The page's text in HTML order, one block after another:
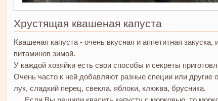
Хрустящая квашеная капуста
Квашеная капуста - очень вкусная и аппетитная
витаминов зимой.
У каждой хозяйки есть свои способы и секреты
Очень часто к ней добавляют разные специи или
лук, сладкий перец, свекла, яблоки, клюква, брусника.